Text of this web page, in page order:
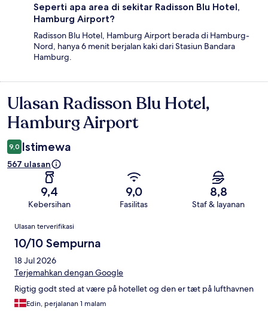
Seperti apa area di sekitar Radisson Blu Hotel,
Hamburg Airport?
Radisson Blu Hotel, Hamburg Airport berada di Hamburg-
Nord, hanya 6 menit berjalan kaki dari Stasiun Bandara
Hamburg.
Ulasan
Ulasan Radisson Blu Hotel,
Hamburg Airport
9,0 Istimewa
567 ulasan
9,4
Kebersihan
9,0
Fasilitas
8,8
Staf & layanan
Ulasan
Ulasan terverifikasi
10/10 Sempurna
18 Jul 2026
Terjemahkan dengan Google
Rigtig godt sted at være på hotellet og den er tæt på lufthavnen
Edin, perjalanan 1 malam